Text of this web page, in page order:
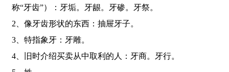
称“牙齿”）：牙垢。牙龈。牙碜。牙祭。
2、像牙齿形状的东西：抽屉牙子。
3、特指象牙：牙雕。
4、旧时介绍买卖从中取利的人：牙商。牙行。